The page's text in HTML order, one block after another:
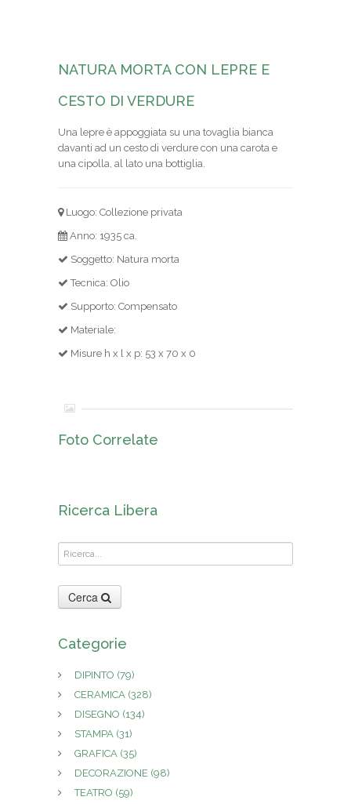
NATURA MORTA CON LEPRE E
CESTO DI VERDURE
Una lepre è appoggiata su una tovaglia bianca
davanti ad un cesto di verdure con una carota e
una cipolla, al lato una bottiglia.
Luogo: Collezione privata
Anno: 1935 ca.
Soggetto: Natura morta
Tecnica: Olio
Supporto: Compensato
Materiale:
Misure h x l x p: 53 x 70 x 0
Foto Correlate
Ricerca Libera
Cerca
Categorie
DIPINTO (79)
CERAMICA (328)
DISEGNO (134)
STAMPA (31)
GRAFICA (35)
DECORAZIONE (98)
TEATRO (59)